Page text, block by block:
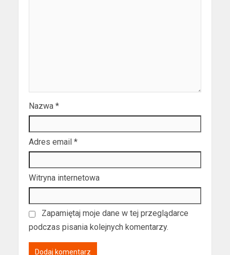
Nazwa *
Adres email *
Witryna internetowa
Zapamiętaj moje dane w tej przeglądarce
podczas pisania kolejnych komentarzy.